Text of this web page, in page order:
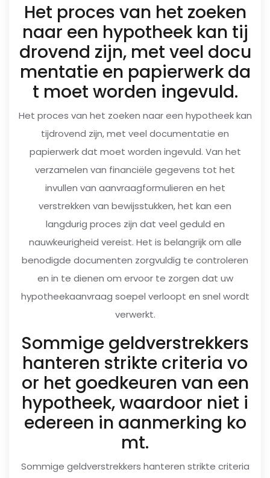
Het proces van het zoeken
naar een hypotheek kan tij
drovend zijn, met veel docu
mentatie en papierwerk da
t moet worden ingevuld.
Het proces van het zoeken naar een hypotheek kan
tijdrovend zijn, met veel documentatie en
papierwerk dat moet worden ingevuld. Van het
verzamelen van financiële gegevens tot het
invullen van aanvraagformulieren en het
verstrekken van bewijsstukken, het kan een
langdurig proces zijn dat veel geduld en
nauwkeurigheid vereist. Het is belangrijk om alle
benodigde documenten zorgvuldig te controleren
en in te dienen om ervoor te zorgen dat uw
hypotheekaanvraag soepel verloopt en snel wordt
verwerkt.
Sommige geldverstrekkers
hanteren strikte criteria vo
or het goedkeuren van een
hypotheek, waardoor niet i
edereen in aanmerking ko
mt.
Sommige geldverstrekkers hanteren strikte criteria